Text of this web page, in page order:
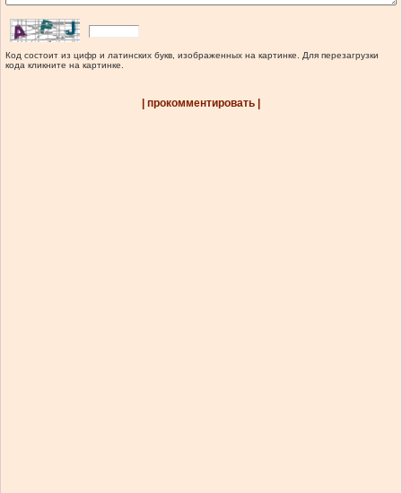
Код состоит из цифр и латинских букв, изображенных на картинке. Для перезагрузки
кода кликните на картинке.
| прокомментировать |